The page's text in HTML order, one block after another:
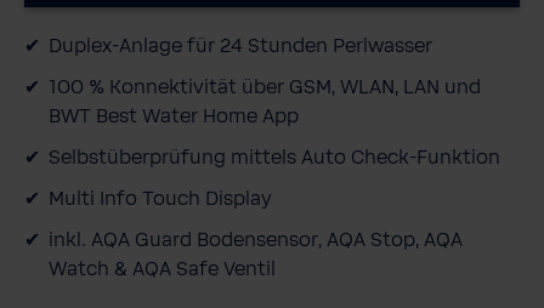
Duplex-​Anlage für 24 Stunden Perlwasser
100 % Konnektivität über GSM, WLAN, LAN und
BWT Best Water Home App
Selbstüberprüfung mittels Auto Check-​Funktion
Multi Info Touch Display
inkl. AQA Guard Bodensensor, AQA Stop, AQA
Watch & AQA Safe Ventil